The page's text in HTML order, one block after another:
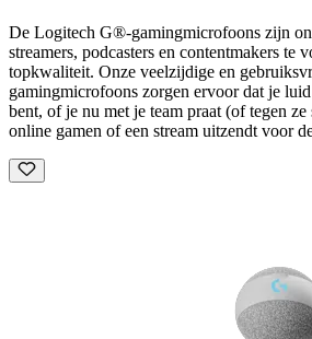
De Logitech G®-gamingmicrofoons zijn
streamers, podcasters en contentmakers te
topkwaliteit. Onze veelzijdige en
gamingmicrofoons zorgen ervoor dat je
bent, of je nu met je team praat (of tegen
online gamen of een stream uitzendt voor